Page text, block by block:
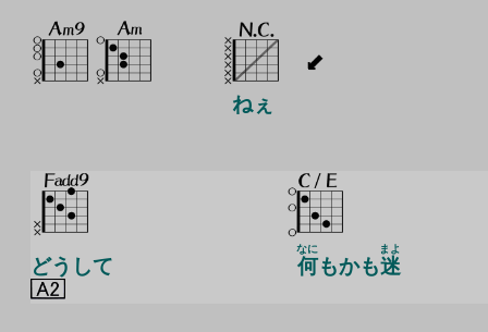
ねぇ
どうして 何
なに
もかも迷
まよ